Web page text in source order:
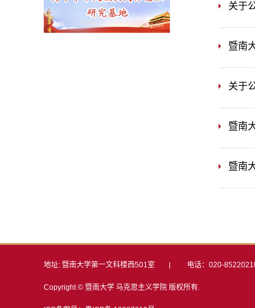
关于
暨南
关于
暨南
暨南
地址: 暨南大学第一文科楼西501室 电话：020-
Copyright © 暨南大学 马克思主义学院 版权所有.